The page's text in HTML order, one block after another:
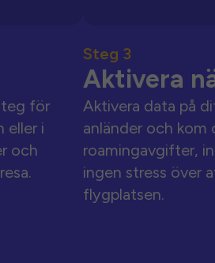
för
eller i
och
Steg 3
Aktivera
Aktivera data på
anländer och kom
roamingavgifter,
ingen stress över
flygplatsen.